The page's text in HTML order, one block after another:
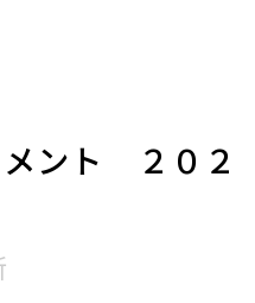
ント ２０２